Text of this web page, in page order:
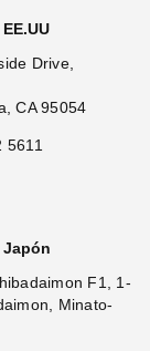
Drive,
CA 95054
5611
F1, 1-
Minato-